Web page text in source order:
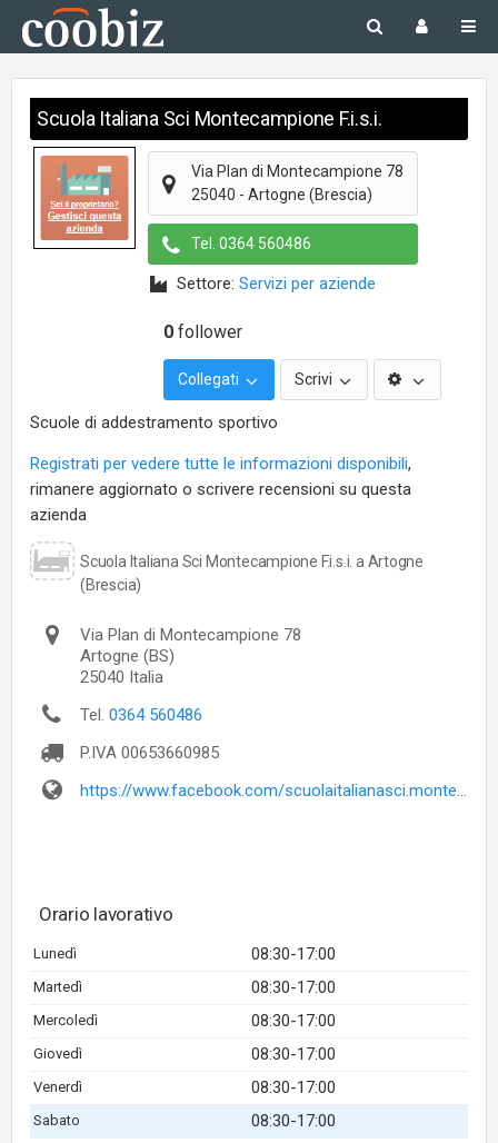
Scuola Italiana Sci Montecampione F.i.s.i.
Via Plan di Montecampione 78
25040 - Artogne (Brescia)
Tel. 0364 560486
Settore: Servizi per aziende
0 follower
Collegati Scrivi
Scuole di addestramento sportivo
Registrati per vedere tutte le informazioni disponibili,
rimanere aggiornato o scrivere recensioni su questa
azienda
Scuola Italiana Sci Montecampione F.i.s.i. a Artogne
(Brescia)
Via Plan di Montecampione 78
Artogne (BS)
25040 Italia
Tel. 0364 560486
P.IVA 00653660985
https://www.facebook.com/scuolaitalianasci.montecampione
Orario lavorativo
Lunedì 08:30-17:00
Martedì 08:30-17:00
Mercoledì 08:30-17:00
Giovedì 08:30-17:00
Venerdì 08:30-17:00
Sabato 08:30-17:00